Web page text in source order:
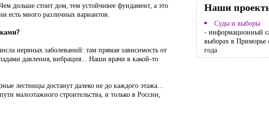
дольше стоит дом, тем устойчивее фундамент, а это
есть много различных вариантов.
нервных заболеваний: там прямая зависимость от
давления, вибрация... Наши врачи в какой-то
лестницы достанут далеко не до каждого этажа...
малоэтажного строительства, и только в России,
Наши
Суды и выборы
- информационный
выборах в Приморье
года